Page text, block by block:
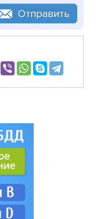
Отправить